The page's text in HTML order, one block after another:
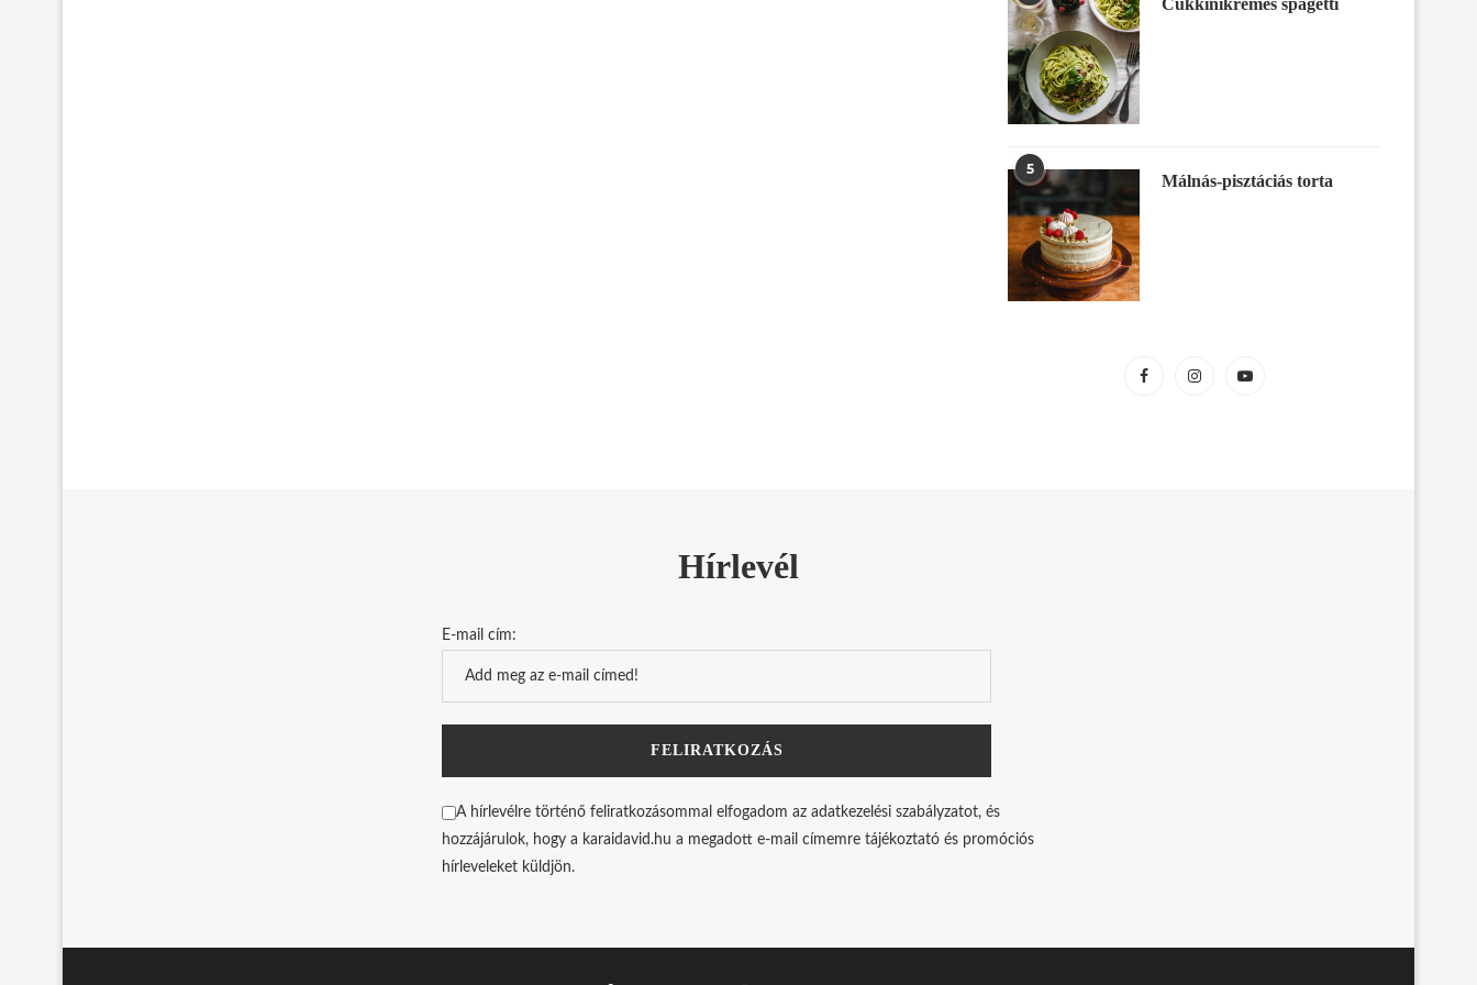
Cukkinikrémes spagetti
5
Málnás-pisztáciás torta
Hírlevél
E-mail cím:
A hírlevélre történő feliratkozásommal elfogadom az adatkezelési szabályzatot, és
hozzájárulok, hogy a karaidavid.hu a megadott e-mail címemre tájékoztató és promóciós
hírleveleket küldjön.